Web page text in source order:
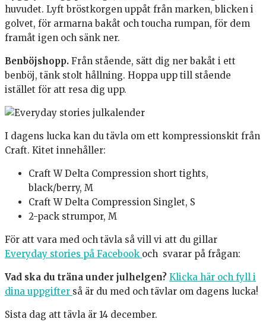
huvudet. Lyft bröstkorgen uppåt från marken, blicken i
golvet, för armarna bakåt och toucha rumpan, för dem
framåt igen och sänk ner.
Benböjshopp. Från stående, sätt dig ner bakåt i ett
benböj, tänk stolt hållning. Hoppa upp till stående
istället för att resa dig upp.
I dagens lucka kan du tävla om ett kompressionskit från
Craft. Kitet innehåller:
Craft W Delta Compression short tights,
black/berry, M
Craft W Delta Compression Singlet, S
2-pack strumpor, M
För att vara med och tävla så vill vi att du gillar
Everyday stories på Facebook och svarar på frågan:
Vad ska du träna under julhelgen? Klicka här och fyll i
dina uppgifter så är du med och tävlar om dagens lucka!
Sista dag att tävla är 14 december.